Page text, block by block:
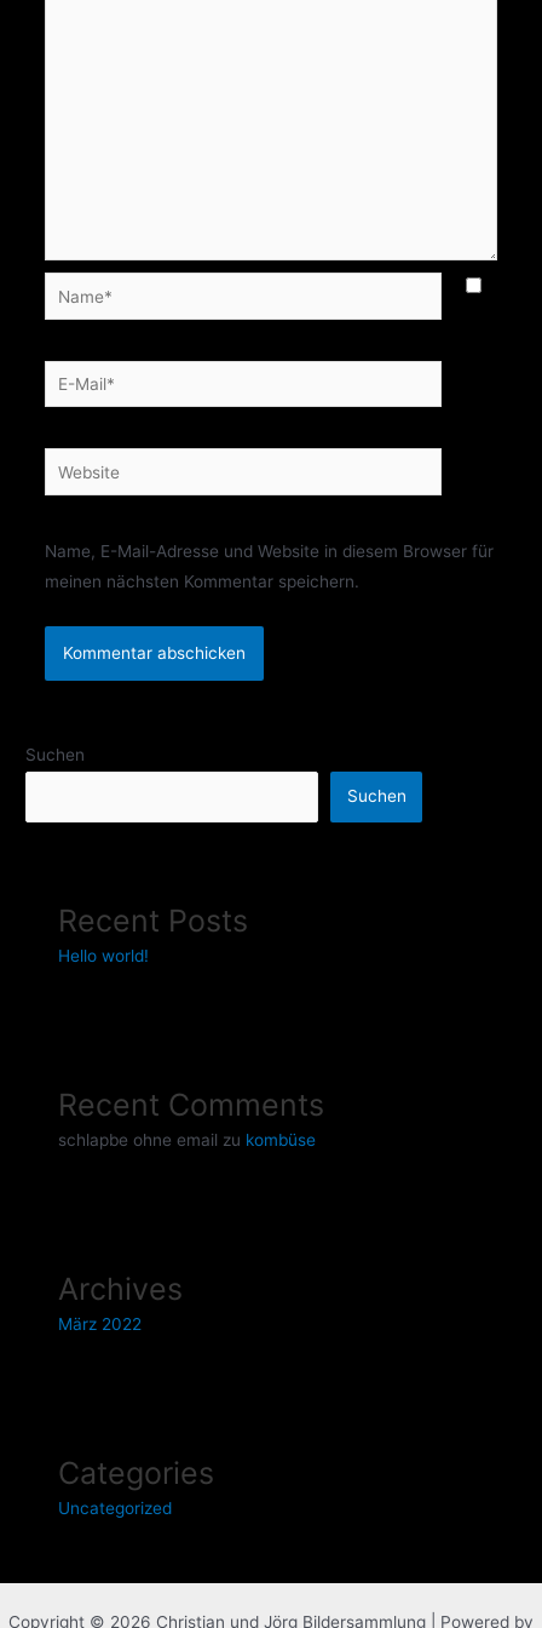
Name*
E-
Mail*
Website
Name, E-Mail-Adresse und Website in diesem Browser für
meinen nächsten Kommentar speichern.
Suchen
Suchen
Recent Posts
Hello world!
Recent Comments
schlapbe ohne email zu kombüse
Archives
März 2022
Categories
Uncategorized
Copyright © 2026 Christian und Jörg Bildersammlung | Powered by